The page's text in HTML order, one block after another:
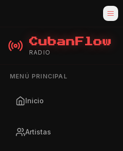
CubanFlow
RADIO
MENÚ PRINCIPAL
Inicio
Artistas